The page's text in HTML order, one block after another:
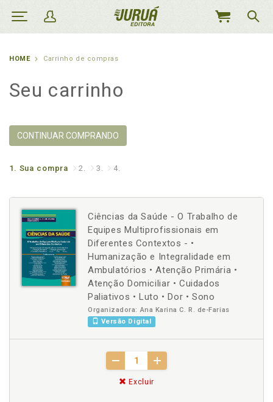
MEU
HOME Carrinho de compras
Seu carrinho
CONTINUAR COMPRANDO
1. Sua compra 2. 3. 4.
Ciências da Saúde - O Trabalho de
Equipes Multiprofissionais em
Diferentes Contextos - •
Humanização e Integralidade em
Ambulatórios • Atenção Primária •
Atenção Domiciliar • Cuidados
Paliativos • Luto • Dor • Sono
Organizadora: Ana Karina C. R. de-Farias
Versão Digital
Excluir